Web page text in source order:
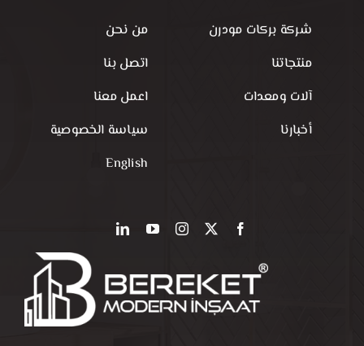
شركة بركات مودرن
منتجاتنا
آلات ومعدات
أخبارنا
من نحن
اتصل بنا
اعمل معنا
سياسة الخصوصية
English